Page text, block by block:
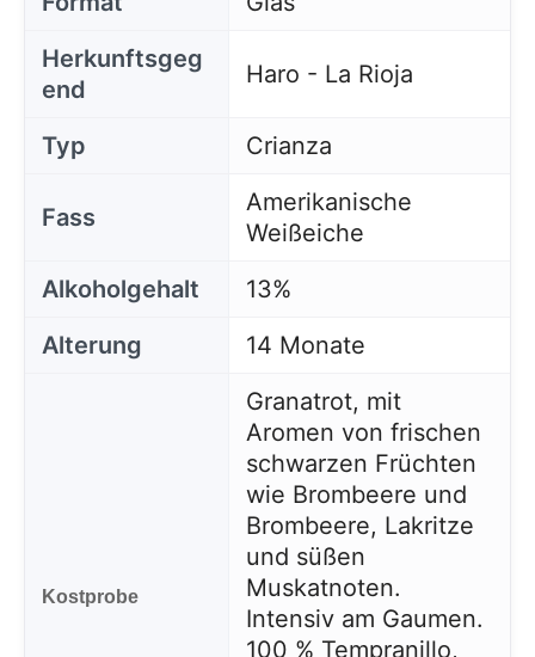
Herkunftsgeg
end
Haro - La Rioja
Typ Crianza
Fass
Amerikanische
Weißeiche
Alkoholgehalt
13%
Alterung
14 Monate
Kostprobe
Granatrot, mit
Aromen von frischen
schwarzen Früchten
wie Brombeere und
Brombeere, Lakritze
und süßen
Muskatnoten.
Intensiv am Gaumen.
100 % Tempranillo,